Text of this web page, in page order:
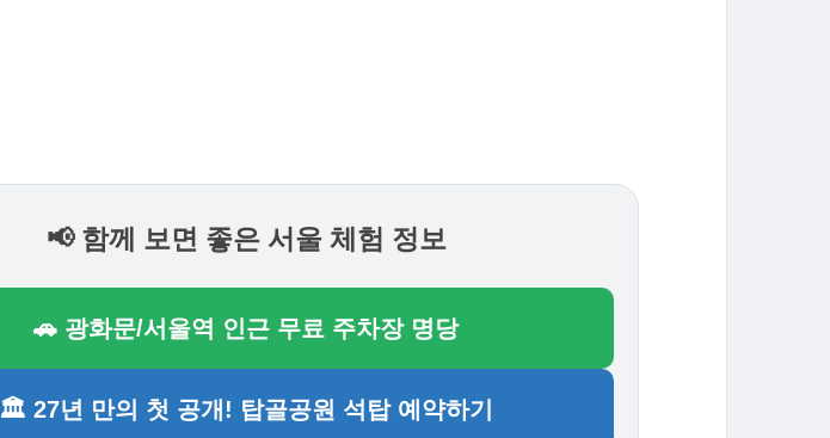
📢 함께 보면 좋은 서울 체험 정보
🚗 광화문/서울역 인근 무료 주차장 명당
🏛️ 27년 만의 첫 공개! 탑골공원 석탑 예약하기